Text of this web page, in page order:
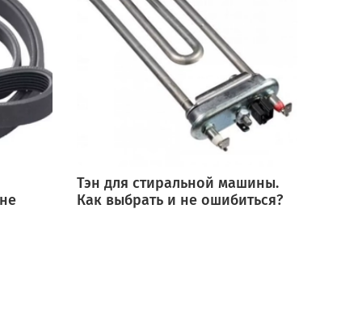
Тэн для стиральной машины.
Как выбрать и не ошибиться?